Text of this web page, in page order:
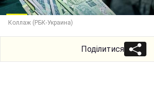
Коллаж (РБК-Украина)
Поділитися